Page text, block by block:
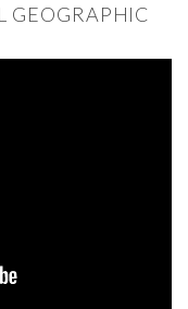
GEOGRAPHIC